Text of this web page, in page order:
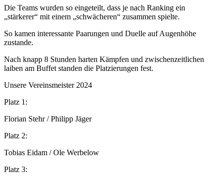
Die Teams wurden so eingeteilt, dass je nach Ranking ein
„stärkerer“ mit einem „schwächeren“ zusammen spielte.
So kamen interessante Paarungen und Duelle auf Augenhöhe
zustande.
Nach knapp 8 Stunden harten Kämpfen und zwischenzeitlichen
laiben am Buffet standen die Platzierungen fest.
Unsere Vereinsmeister 2024
Platz 1:
Florian Stehr / Philipp Jäger
Platz 2:
Tobias Eidam / Ole Werbelow
Platz 3: